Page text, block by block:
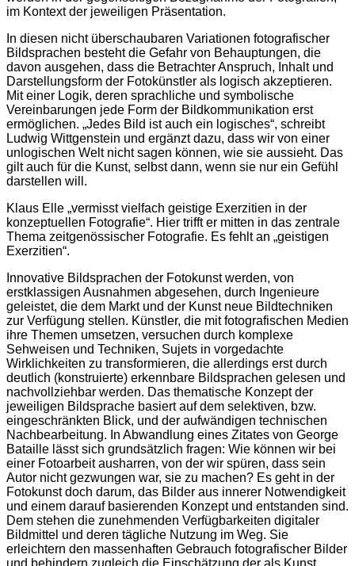
im Kontext der jeweiligen Präsentation.
In diesen nicht überschaubaren Variationen fotografischer
Bildsprachen besteht die Gefahr von Behauptungen, die
davon ausgehen, dass die Betrachter Anspruch, Inhalt und
Darstellungsform der Fotokünstler als logisch akzeptieren.
Mit einer Logik, deren sprachliche und symbolische
Vereinbarungen jede Form der Bildkommunikation erst
ermöglichen. „Jedes Bild ist auch ein logisches“, schreibt
Ludwig Wittgenstein und ergänzt dazu, dass wir von einer
unlogischen Welt nicht sagen können, wie sie aussieht. Das
gilt auch für die Kunst, selbst dann, wenn sie nur ein Gefühl
darstellen will.
Klaus Elle „vermisst vielfach geistige Exerzitien in der
konzeptuellen Fotografie“. Hier trifft er mitten in das zentrale
Thema zeitgenössischer Fotografie. Es fehlt an „geistigen
Exerzitien“.
Innovative Bildsprachen der Fotokunst werden, von
erstklassigen Ausnahmen abgesehen, durch Ingenieure
geleistet, die dem Markt und der Kunst neue Bildtechniken
zur Verfügung stellen. Künstler, die mit fotografischen Medien
ihre Themen umsetzen, versuchen durch komplexe
Sehweisen und Techniken, Sujets in vorgedachte
Wirklichkeiten zu transformieren, die allerdings erst durch
deutlich (konstruierte) erkennbare Bildsprachen gelesen und
nachvollziehbar werden. Das thematische Konzept der
jeweiligen Bildsprache basiert auf dem selektiven, bzw.
eingeschränkten Blick, und der aufwändigen technischen
Nachbearbeitung. In Abwandlung eines Zitates von George
Bataille lässt sich grundsätzlich fragen: Wie können wir bei
einer Fotoarbeit ausharren, von der wir spüren, dass sein
Autor nicht gezwungen war, sie zu machen? Es geht in der
Fotokunst doch darum, das Bilder aus innerer Notwendigkeit
und einem darauf basierenden Konzept und entstanden sind.
Dem stehen die zunehmenden Verfügbarkeiten digitaler
Bildmittel und deren tägliche Nutzung im Weg. Sie
erleichtern den massenhaften Gebrauch fotografischer Bilder
und behindern zugleich die Einschätzung der als Kunst